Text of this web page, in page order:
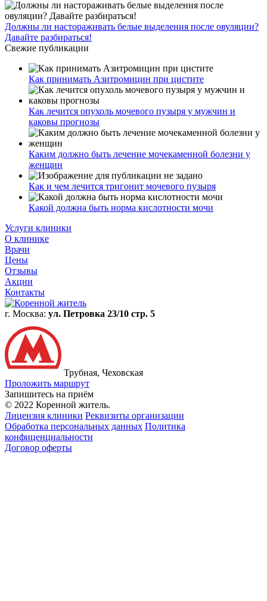
Должны ли настораживать белые выделения после овуляции?
Давайте разбираться!
Свежие публикации
Как принимать Азитромицин при цистите
Как лечится опухоль мочевого пузыря у мужчин и
каковы прогнозы
Каким должно быть лечение мочекаменной болезни у
женщин
Как и чем лечится тригонит мочевого пузыря
Какой должна быть норма кислотности мочи
Услуги клиники
О клинике
Врачи
Цены
Отзывы
Акции
Контакты
г. Москва: ул. Петровка 23/10 стр. 5
Трубная, Чеховская
Проложить маршрут
Запишитесь на приём
© 2022 Коренной житель.
Лицензия клиники Реквизиты организации
Обработка персональных данных Политика
конфиценциальности
Договор оферты